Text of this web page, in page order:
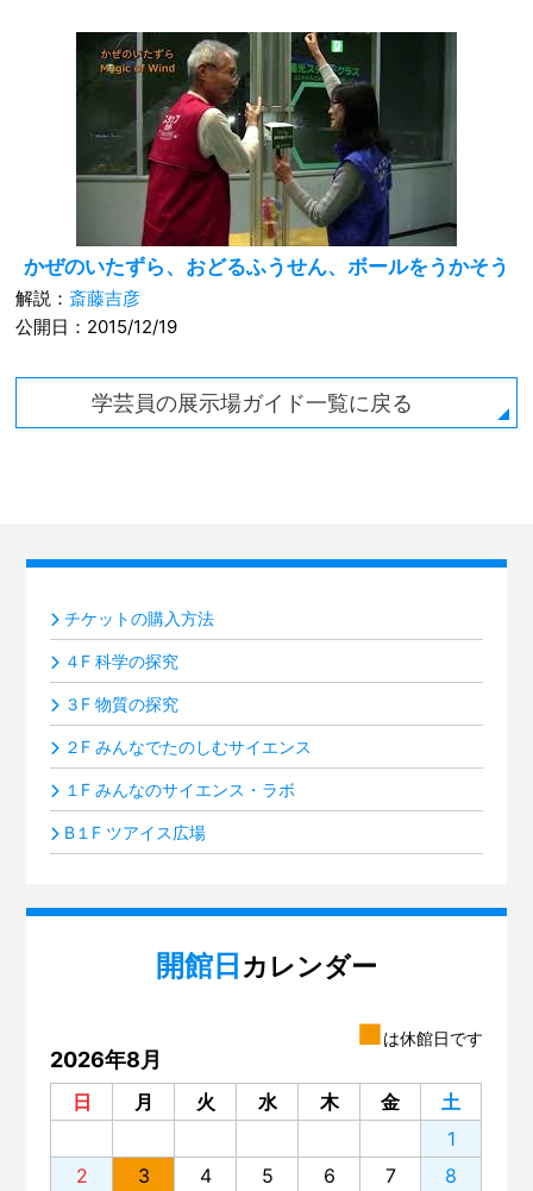
かぜのいたずら、おどるふうせん、ボールをうかそう
解説：斎藤吉彦
公開日：2015/12/19
学芸員の展示場ガイド一覧に戻る
チケットの購入方法
４F 科学の探究
３F 物質の探究
２F みんなでたのしむサイエンス
１F みんなのサイエンス・ラボ
B１F ツアイス広場
開館日 カレンダー
■は休館日です
2026年8月
日 月 火 水 木 金
土
1
2
3 4 5 6 7 8